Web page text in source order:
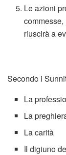
Le azioni
riuscirà a
Secondo i
La
La
La carità
Il digiuno